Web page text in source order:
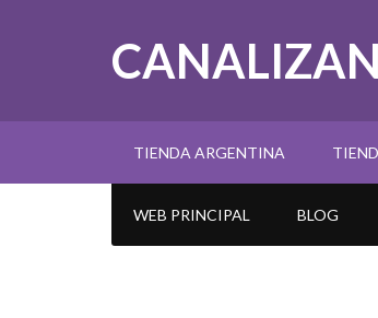
TIENDA ARGENTINA
WEB PRINCIPAL BLOG